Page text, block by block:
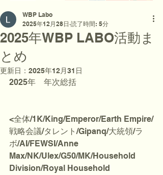
2025年WBP LABO活動ま
とめ
WBP Labo
2025年12月28日 読了時間: 5分
更新日： 2025年12月31日
2025年　年次総括
<全体/1K/King/Emperor/Earth Empire/
戦略会議/タレント/Gipanq/大統領/ラ
ボ/AI/FEWSI/Anne
Max/NK/Ulex/G50/MK/Household
Division/Royal Household